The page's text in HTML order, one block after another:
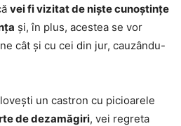
vei fi vizitat de niște cunoștințe
și, în plus, acestea se vor
cât și cu cei din jur, cauzându-
un castron cu picioarele
de dezamăgiri, vei regreta